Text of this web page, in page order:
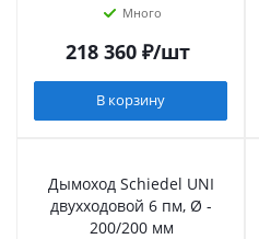
Много
218 360₽/шт
В корзину
Дымоход Schiedel UNI
двухходовой 6 пм, Ø -
200/200 мм